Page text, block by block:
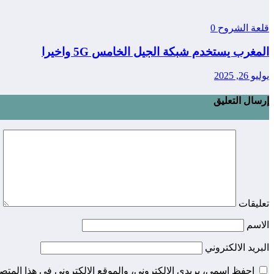
قلعة الشروح 0
المغرب يستخدم شبكة الجيل الخامس 5G واخيرا
يوليو 26, 2025
إرسال التعليق
تعليقات
الاسم
البريد الالكتروني
احفظ اسمي، بريدي الإلكتروني، والموقع الإلكتروني في هذا